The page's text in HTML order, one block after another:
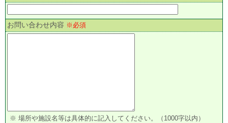
お問い合わせ内容 ※必須
※ 場所や施設名等は具体的に記入してください。（1000字以内）